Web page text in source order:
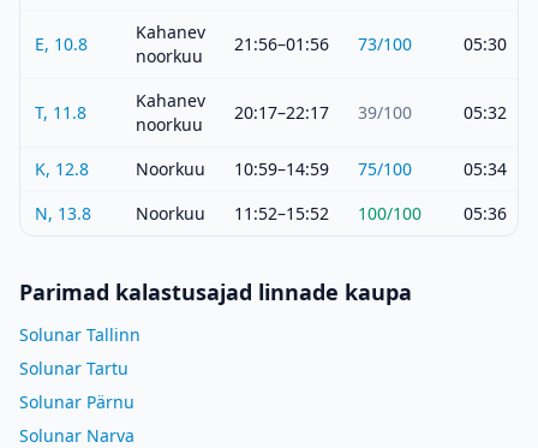
E, 10.8
Kahanev
noorkuu
21:56–01:56 73/100 05:30
T, 11.8
Kahanev
noorkuu
20:17–22:17 39/100 05:32
K, 12.8 Noorkuu 10:59–14:59 75/100
05:34
N, 13.8
Noorkuu 11:52–15:52 100/100 05:36
Parimad kalastusajad linnade kaupa
Solunar Tallinn
Solunar Tartu
Solunar Pärnu
Solunar Narva